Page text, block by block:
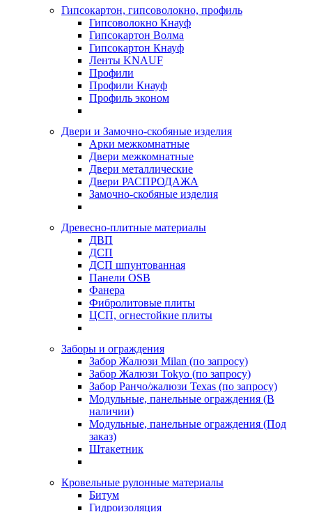
Гипсокартон, гипсоволокно, профиль
Гипсоволокно Кнауф
Гипсокартон Волма
Гипсокартон Кнауф
Ленты KNAUF
Профили
Профили Кнауф
Профиль эконом
Двери и Замочно-скобяные изделия
Арки межкомнатные
Двери межкомнатные
Двери металлические
Двери РАСПРОДАЖА
Замочно-скобяные изделия
Древесно-плитные материалы
ДВП
ДСП
ДСП шпунтованная
Панели OSB
Фанера
Фибролитовые плиты
ЦСП, огнестойкие плиты
Заборы и ограждения
Забор Жалюзи Milan (по запросу)
Забор Жалюзи Tokyo (по запросу)
Забор Ранчо/жалюзи Texas (по запросу)
Модульные, панельные ограждения (В
наличии)
Модульные, панельные ограждения (Под
заказ)
Штакетник
Кровельные рулонные материалы
Битум
Гидроизоляция